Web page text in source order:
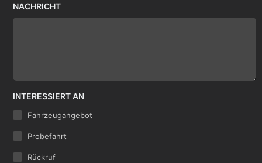
NACHRICHT
INTERESSIERT AN
Fahrzeugangebot
Probefahrt
Rückruf